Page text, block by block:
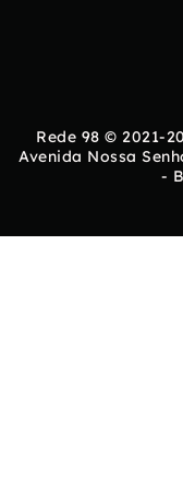
Rede 98 © 2021-
Avenida Nossa
-